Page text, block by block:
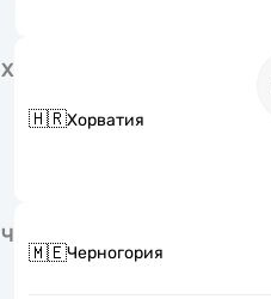
Х
🇭🇷Хорватия
Ч
🇲🇪Черногория